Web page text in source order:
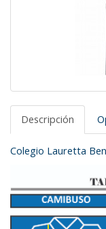
Descripción
Colegio Lauretta